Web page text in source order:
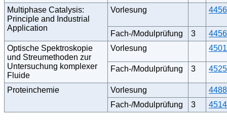
Multiphase Catalysis:
Principle and Industrial
Application
Vorlesung
Fach-/Modulprüfung 3
Optische Spektroskopie
und Streumethoden zur
Untersuchung komplexer
Fluide
Vorlesung
Fach-/Modulprüfung 3
Proteinchemie Vorlesung
Fach-/Modulprüfung
3